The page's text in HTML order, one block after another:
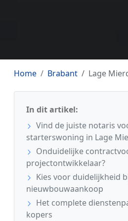
Home Brabant Lage
In dit artikel:
Vind de juiste notaris
starterswoning in Lage
Onduidelijke
projectontwikkelaar?
Kies voor duidelijkheid
nieuwbouwaankoop
Het complete
kopers